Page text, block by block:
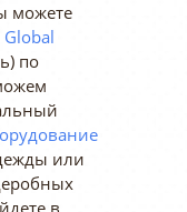
можете
по
или